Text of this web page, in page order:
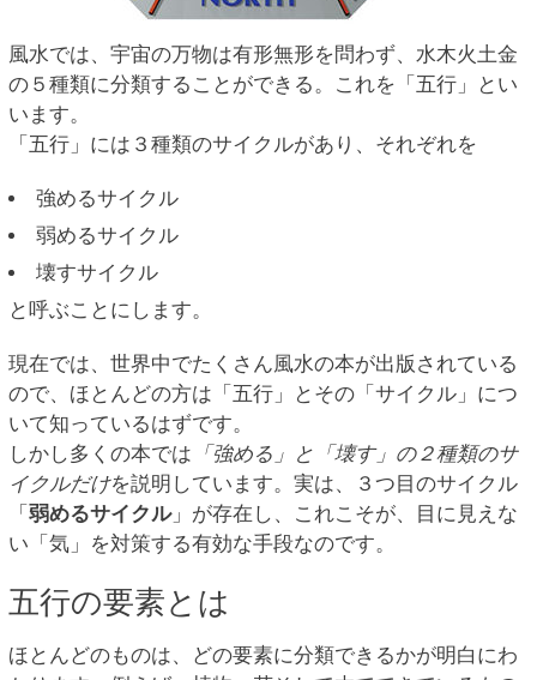
風水では、宇宙の万物は有形無形を問わず、水木火土金
の５種類に分類することができる。これを「五行」とい
います。
「五行」には３種類のサイクルがあり、それぞれを
強めるサイクル
弱めるサイクル
壊すサイクル
と呼ぶことにします。
現在では、世界中でたくさん風水の本が出版されている
ので、ほとんどの方は「五行」とその「サイクル」につ
いて知っているはずです。
しかし多くの本では 「強める」と「壊す」の２種類のサ
イクルだけを説明しています。実は、３つ目のサイクル
「 弱めるサイクル」が存在し、これこそが、目に見えな
い「気」を対策する有効な手段なのです。
五行の要素とは
ほとんどのものは、どの要素に分類できるかが明白にわ